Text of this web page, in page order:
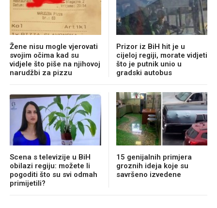
Žene nisu mogle vjerovati
svojim očima kad su
vidjele što piše na njihovoj
narudžbi za pizzu
Prizor iz BiH hit je u
cijeloj regiji, morate vidjeti
što je putnik unio u
gradski autobus
Scena s televizije u BiH
obilazi regiju: možete li
pogoditi što su svi odmah
primijetili?
15 genijalnih primjera
groznih ideja koje su
savršeno izvedene